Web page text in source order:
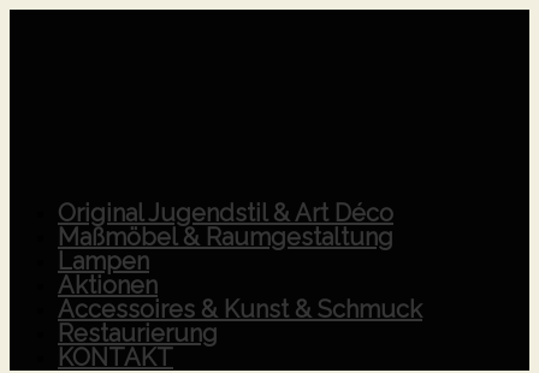
Original Jugendstil & Art Déco
Maßmöbel & Raumgestaltung
Lampen
Aktionen
Accessoires & Kunst & Schmuck
Restaurierung
KONTAKT